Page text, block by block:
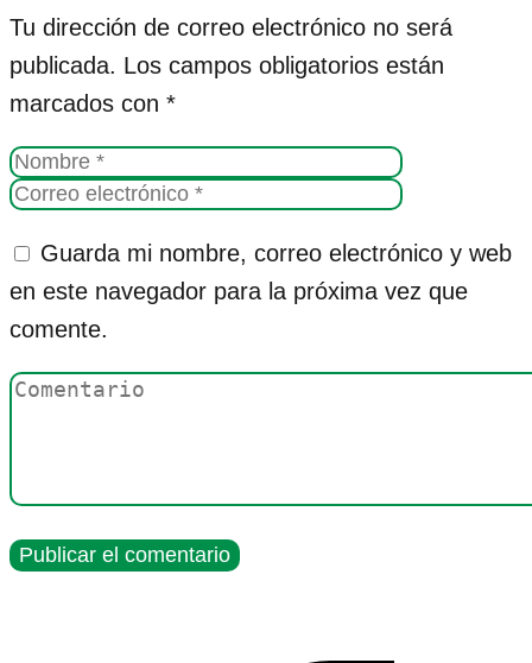
Tu dirección de correo electrónico no será
publicada. Los campos obligatorios están
marcados con *
Guarda mi nombre, correo electrónico y web
en este navegador para la próxima vez que
comente.